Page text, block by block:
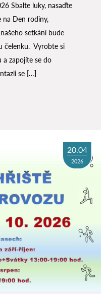
Sbalte luky, nasaďte
na Den rodiny,
setkání bude
čelenku. Vyrobte si
a zapojíte se do
se […]
20.04
2026